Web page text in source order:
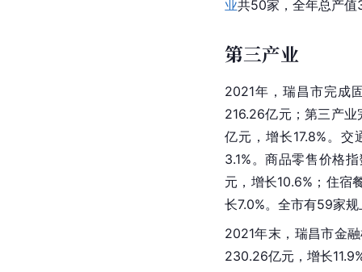
业共50家，全年总产值
第三产业
2021年，瑞昌市完成
216.26亿元；第三产
亿元，增长17.8%。
3.1%。商品零售价格
元，增长10.6%；住宿
长7.0%。全市有59家
2021年末，瑞昌市金
230.26亿元，增长